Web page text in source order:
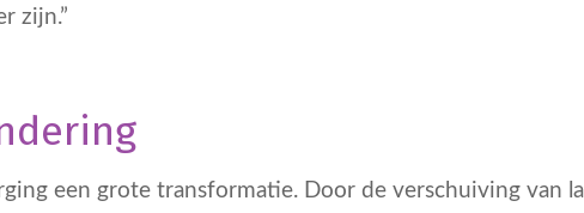
zijn.”
een grote transformatie. Door de verschuiving van